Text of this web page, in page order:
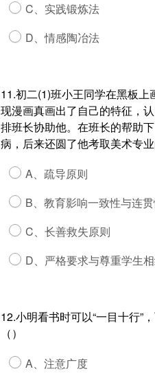
C、实践锻炼法
D、情感陶冶法
11.初二(1)班小王同学在黑板上
现漫画真画出了自己的特征，
排班长协助他。在班长的帮助
病，后来还圆了他考取美术专
A、疏导原则
B、教育影响一致性与连
C、长善救失原则
D、严格要求与尊重学生
12.小明看书时可以“一目十行”
（）
A、注意广度